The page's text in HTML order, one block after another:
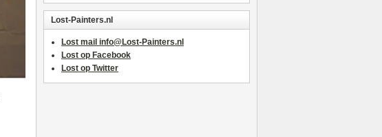
Lost-Painters.nl
Lost mail info@Lost-Painters.nl
Lost op Facebook
Lost op Twitter